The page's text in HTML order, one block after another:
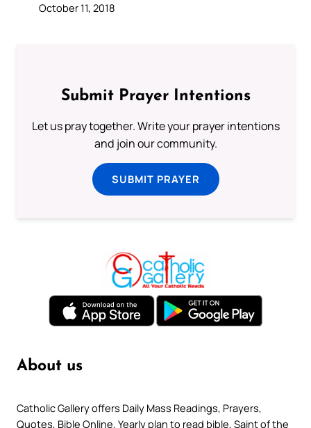
October 11, 2018
Submit Prayer Intentions
Let us pray together. Write your prayer intentions
and join our community.
SUBMIT PRAYER
About us
Catholic Gallery offers Daily Mass Readings, Prayers,
Quotes, Bible Online, Yearly plan to read bible, Saint of the